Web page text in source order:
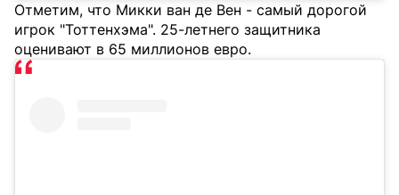
Отметим, что Микки ван де Вен - самый дорогой
игрок "Тоттенхэма". 25-летнего защитника
оценивают в 65 миллионов евро.